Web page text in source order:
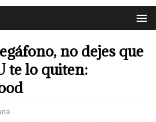
no dejes que
te lo quiten: